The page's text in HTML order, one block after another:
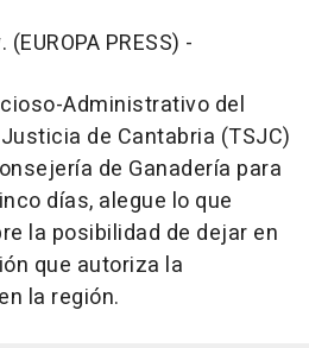
PRESS) -
Administrativo del
de Cantabria (TSJC)
de Ganadería para
días, alegue lo que
la posibilidad de dejar en
que autoriza la
la región.